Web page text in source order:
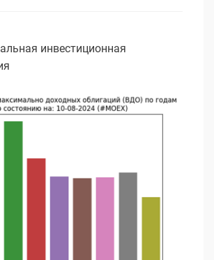
инвестиционная